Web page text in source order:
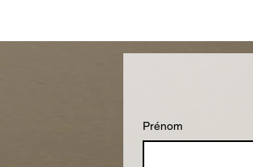
Prénom